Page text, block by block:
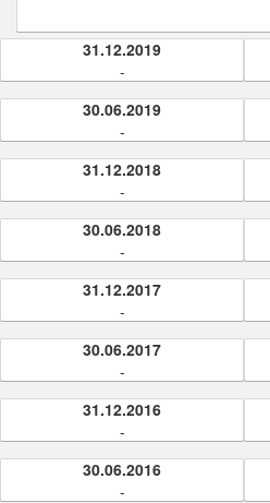
31.12.2019
-
30.06.2019
-
31.12.2018
-
30.06.2018
-
31.12.2017
-
30.06.2017
-
31.12.2016
-
30.06.2016
-